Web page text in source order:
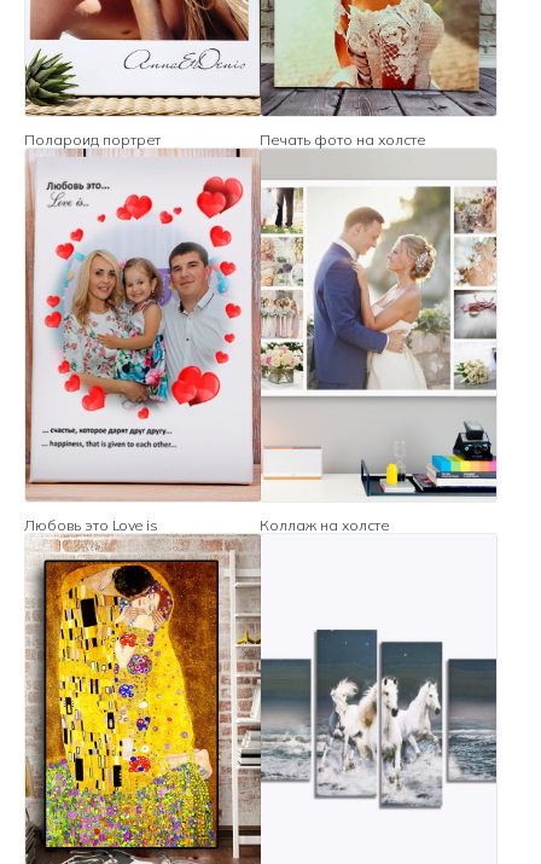
Полароид портрет Печать фото на холсте
Любовь это Love is Коллаж на холсте